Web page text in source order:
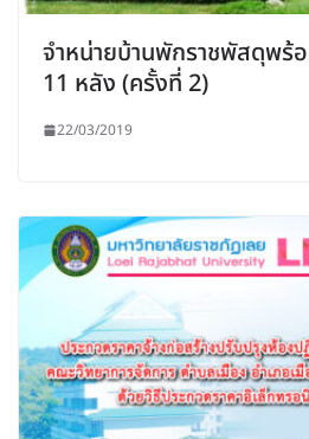
จำหน่ายบ้านพักราชพัสดุพร้
11 หลัง (ครั้งที่ 2)
22/03/2019